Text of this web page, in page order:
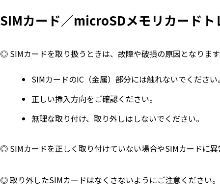
SIMカード／microSDメモリカードト
◎ SIMカードを取り扱うときは、故障や破損の原因となりま
SIMカードのIC（金属）部分には触れないでください
正しい挿入方向をご確認ください。
無理な取り付け、取り外しはしないでください。
◎ SIMカードを正しく取り付けていない場合やSIMカードに
◎ 取り外したSIMカードはなくさないようにご注意ください。